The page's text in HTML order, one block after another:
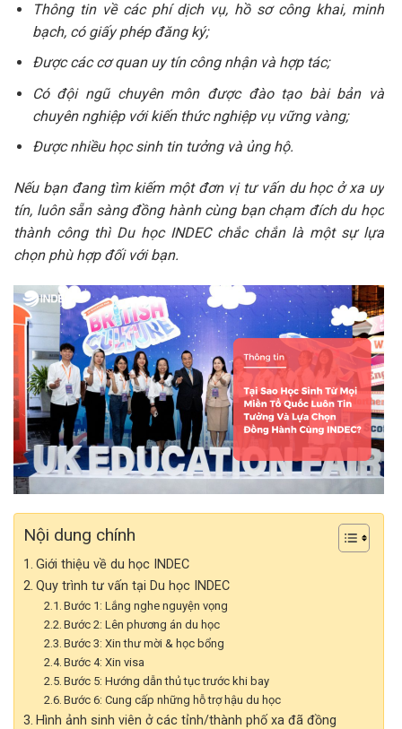
Thông tin về các phí dịch vụ, hồ sơ công khai, minh
bạch, có giấy phép đăng ký;
Được các cơ quan uy tín công nhận và hợp tác;
Có đội ngũ chuyên môn được đào tạo bài bản và
chuyên nghiệp với kiến thức nghiệp vụ vững vàng;
Được nhiều học sinh tin tưởng và ủng hộ.
Nếu bạn đang tìm kiếm một đơn vị tư vấn du học ở xa uy
tín, luôn sẵn sàng đồng hành cùng bạn chạm đích du học
thành công thì Du học INDEC chắc chắn là một sự lựa
chọn phù hợp đối với bạn.
Nội dung chính
Giới thiệu về du học INDEC
Quy trình tư vấn tại Du học INDEC
Bước 1: Lắng nghe nguyện vọng
Bước 2: Lên phương án du học
Bước 3: Xin thư mời & học bổng
Bước 4: Xin visa
Bước 5: Hướng dẫn thủ tục trước khi bay
Bước 6: Cung cấp những hỗ trợ hậu du học
Hình ảnh sinh viên ở các tỉnh/thành phố xa đã đồng